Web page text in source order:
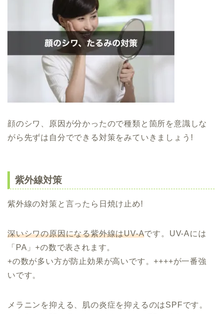
顔のシワ、原因が分かったので種類と箇所を意識しな
がら先ずは自分でできる対策をみていきましょう!
紫外線対策
紫外線の対策と言ったら日焼け止め!
深いシワの原因になる紫外線はUV-Aです。UV-Aには
「PA」+の数で表されます。
+の数が多い方が防止効果が高いです。++++が一番強
いです。
メラニンを抑える、肌の炎症を抑えるのはSPFです。